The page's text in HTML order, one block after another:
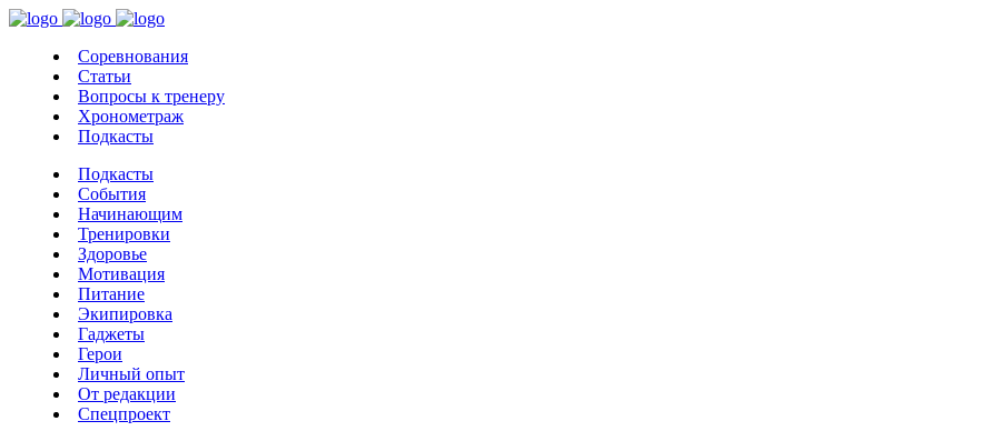
Соревнования
Статьи
Вопросы к тренеру
Хронометраж
Подкасты
Подкасты
События
Начинающим
Тренировки
Здоровье
Мотивация
Питание
Экипировка
Гаджеты
Герои
Личный опыт
От редакции
Спецпроект